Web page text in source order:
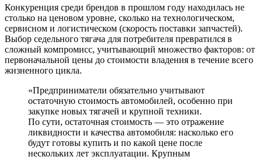
Конкуренция среди брендов в прошлом году находилась не
столько на ценовом уровне, сколько на технологическом,
сервисном и логистическом (скорость поставки запчастей).
Выбор седельного тягача для потребителя превратился в
сложный компромисс, учитывающий множество факторов: от
первоначальной цены до стоимости владения в течение всего
жизненного цикла.
«Предприниматели обязательно учитывают
остаточную стоимость автомобилей, особенно при
закупке новых тягачей и крупной техники.
По сути, остаточная стоимость — это отражение
ликвидности и качества автомобиля: насколько его
будут готовы купить и по какой цене после
нескольких лет эксплуатации. Крупным